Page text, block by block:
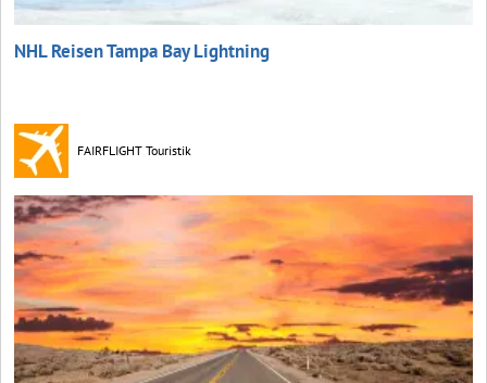
NHL Reisen Tampa Bay Lightning
FAIRFLIGHT Touristik